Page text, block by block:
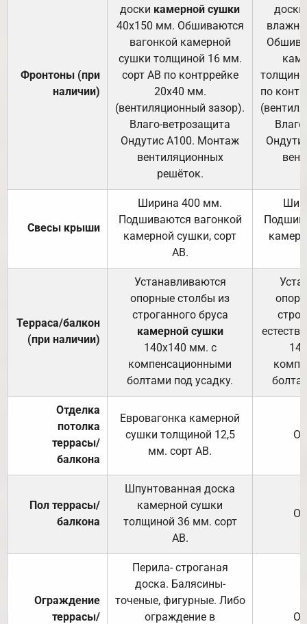
Фронтоны (при
наличии)
доски камерной сушки
40х150 мм. Обшиваются
вагонкой камерной
сушки толщиной 16 мм.
сорт АВ по контррейке
20х40 мм.
(вентиляционный зазор).
Влаго-ветрозащита
Ондутис А100. Монтаж
вентиляционных
решёток.
доски
по
Свесы крыши
Ширина 400 мм.
Подшиваются вагонкой
камерной сушки, сорт
АВ.
Терраса/балкон
(при наличии)
Устанавливаются
опорные столбы из
строганного бруса
камерной сушки
140х140 мм. с
компенсационными
болтами под усадку.
Отделка
потолка
террасы/
балкона
Евровагонка камерной
сушки толщиной 12,5
мм. сорт АВ.
Пол террасы/
балкона
Шпунтованная доска
камерной сушки
толщиной 36 мм. сорт
АВ.
Ограждение
террасы/
Перила- строганая
доска. Балясины-
точеные, фигурные. Либо
ограждение в